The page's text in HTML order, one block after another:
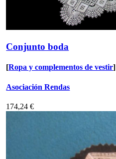
Conjunto boda
[Ropa y complementos de vestir]
Asociación Rendas
174,24 €